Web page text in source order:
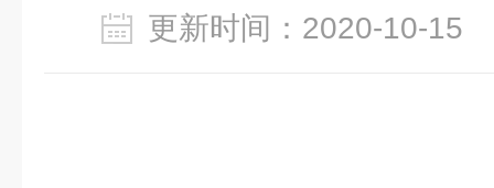
更新时间：2020-10-